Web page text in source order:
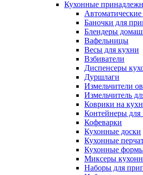
Кухонные
Баночки для
Блендеры
Вафельницы
Весы для кухни
Взбиватели
Диспенсеры
Дуршлаги
Измельчители
Измельчитель
Коврики на
Контейнеры
Кофеварки
Кухонные доски
Кухонные
Кухонные
Миксеры
Наборы для